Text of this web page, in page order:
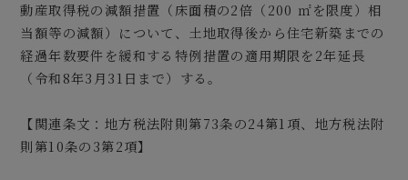
動産取得税の減額措置（床面積の2倍（200 ㎡を限度）相
当額等の減額）について、土地取得後から住宅新築までの
経過年数要件を緩和する特例措置の適用期限を2年延長
（令和8年3月31日まで）する。
【関連条文：地方税法附則第73条の24第1項、地方税法附
則第10条の3第2項】